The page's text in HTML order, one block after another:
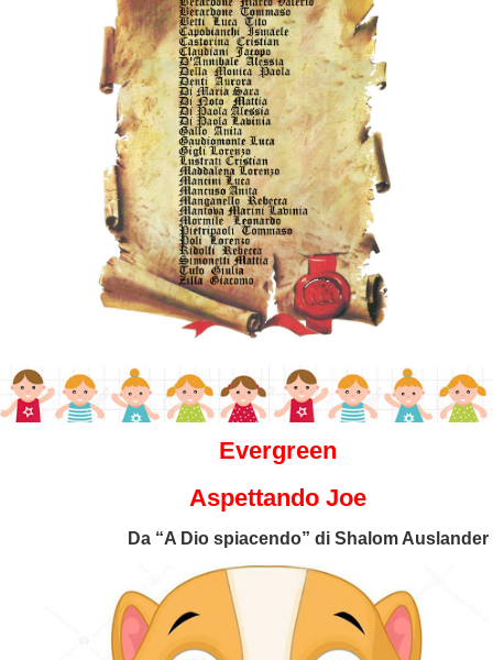
Evergreen
Aspettando Joe
Da “A Dio spiacendo” di Shalom Auslander